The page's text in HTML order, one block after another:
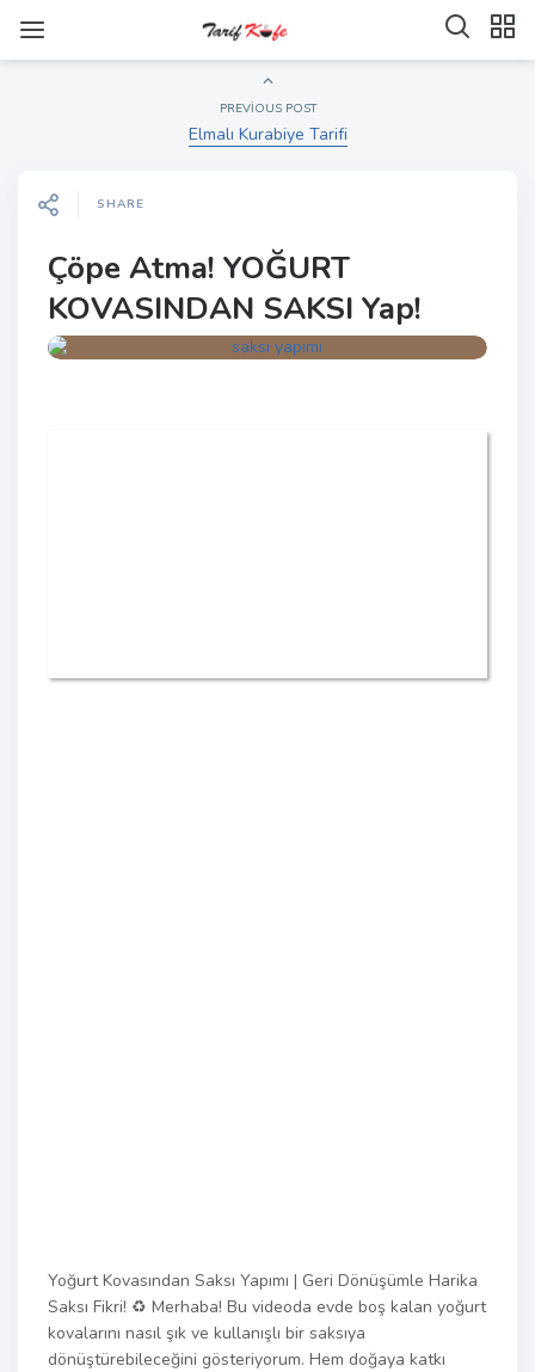
PREVIOUS POST
Elmalı Kurabiye Tarifi
SHARE
Çöpe Atma! YOĞURT
KOVASINDAN SAKSI Yap!
Yoğurt Kovasından Saksı Yapımı | Geri Dönüşümle Harika
Saksı Fikri! ♻️ Merhaba! Bu videoda evde boş kalan yoğurt
kovalarını nasıl şık ve kullanışlı bir saksıya
dönüştürebileceğini gösteriyorum. Hem doğaya katkı